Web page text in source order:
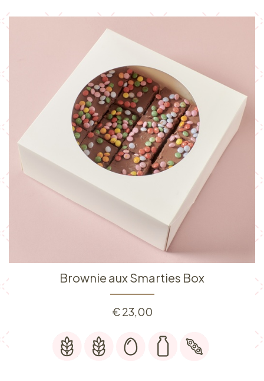
Brownie aux Smarties Box
€23,00